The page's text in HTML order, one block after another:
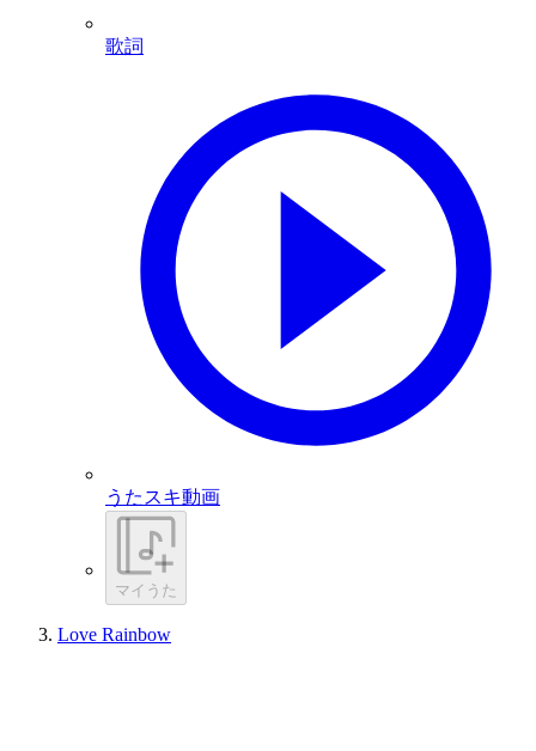
歌詞
うたスキ動画
マイうた
Love Rainbow